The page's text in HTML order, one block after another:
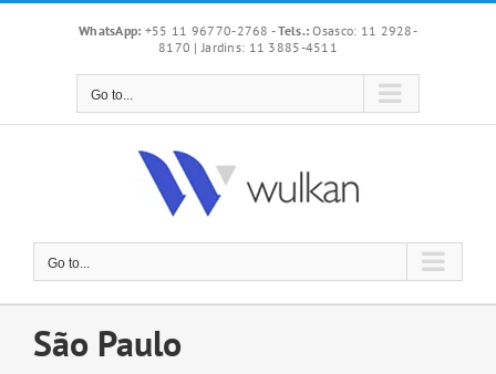
WhatsApp: +55 11 96770-2768 -Tels.: Osasco: 11 2928-
8170 | Jardins: 11 3885-4511
Go to...
Go to...
São Paulo